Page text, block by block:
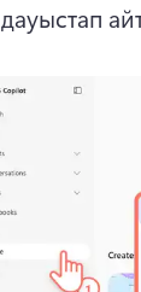
дауыстап